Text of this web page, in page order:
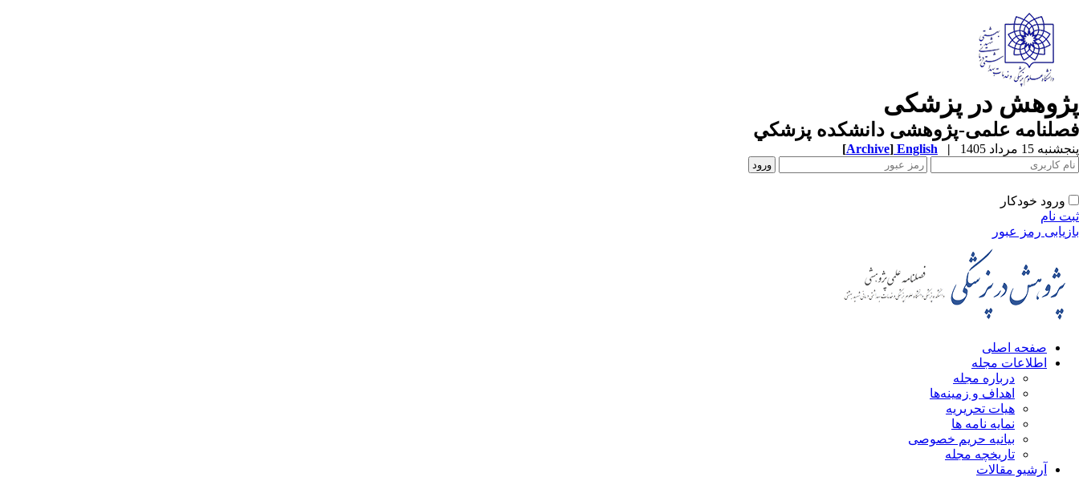
پژوهش در پزشکی
فصلنامه علمی-پژوهشی دانشکده پزشکي
پنجشنبه 15 مرداد 1405 |
English
[Archive]
ورود خودکار
ثبت نام
بازیابی رمز عبور
صفحه اصلی
اطلاعات مجله
درباره مجله
اهداف و زمینه‌ها
هیات تحریریه
نمایه نامه ها
بیانیه حریم خصوصی
تاریخچه مجله
آرشیو مقالات